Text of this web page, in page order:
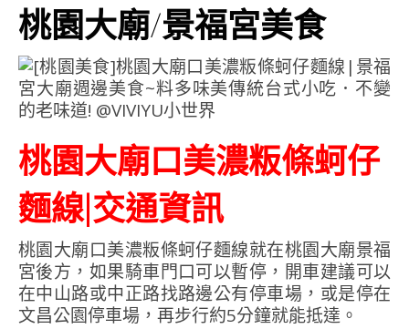
桃園大廟/景福宮美食
桃園大廟口美濃粄條蚵仔
麵線|交通資訊
桃園大廟口美濃粄條蚵仔麵線就在桃園大廟景福
宮後方，如果騎車門口可以暫停，開車建議可以
在中山路或中正路找路邊公有停車場，或是停在
文昌公園停車場，再步行約5分鐘就能抵達。